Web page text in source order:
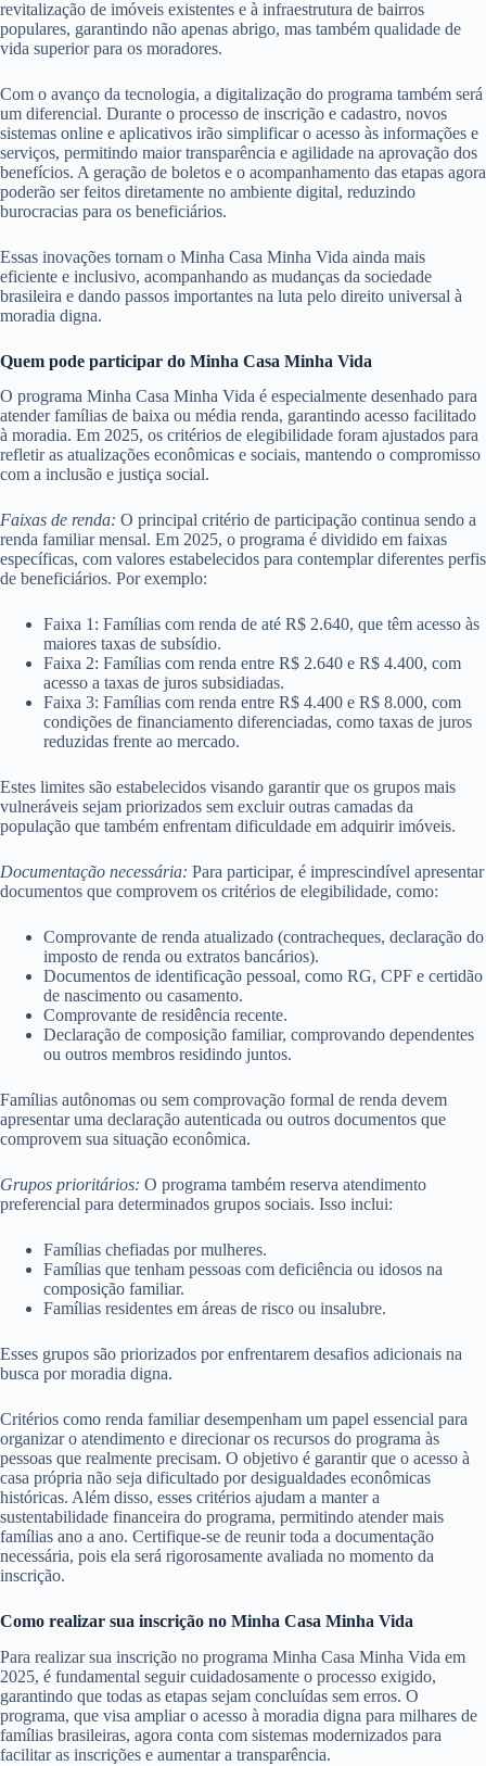
revitalização de imóveis existentes e à infraestrutura de bairros
populares, garantindo não apenas abrigo, mas também qualidade de
vida superior para os moradores.
Com o avanço da tecnologia, a digitalização do programa também será
um diferencial. Durante o processo de inscrição e cadastro, novos
sistemas online e aplicativos irão simplificar o acesso às informações e
serviços, permitindo maior transparência e agilidade na aprovação dos
benefícios. A geração de boletos e o acompanhamento das etapas agora
poderão ser feitos diretamente no ambiente digital, reduzindo
burocracias para os beneficiários.
Essas inovações tornam o Minha Casa Minha Vida ainda mais
eficiente e inclusivo, acompanhando as mudanças da sociedade
brasileira e dando passos importantes na luta pelo direito universal à
moradia digna.
Quem pode participar do Minha Casa Minha Vida
O programa Minha Casa Minha Vida é especialmente desenhado para
atender famílias de baixa ou média renda, garantindo acesso facilitado
à moradia. Em 2025, os critérios de elegibilidade foram ajustados para
refletir as atualizações econômicas e sociais, mantendo o compromisso
com a inclusão e justiça social.
Faixas de renda: O principal critério de participação continua sendo a
renda familiar mensal. Em 2025, o programa é dividido em faixas
específicas, com valores estabelecidos para contemplar diferentes perfis
de beneficiários. Por exemplo:
Faixa 1: Famílias com renda de até R$ 2.640, que têm acesso às
maiores taxas de subsídio.
Faixa 2: Famílias com renda entre R$ 2.640 e R$ 4.400, com
acesso a taxas de juros subsidiadas.
Faixa 3: Famílias com renda entre R$ 4.400 e R$ 8.000, com
condições de financiamento diferenciadas, como taxas de juros
reduzidas frente ao mercado.
Estes limites são estabelecidos visando garantir que os grupos mais
vulneráveis sejam priorizados sem excluir outras camadas da
população que também enfrentam dificuldade em adquirir imóveis.
Documentação necessária: Para participar, é imprescindível apresentar
documentos que comprovem os critérios de elegibilidade, como:
Comprovante de renda atualizado (contracheques, declaração do
imposto de renda ou extratos bancários).
Documentos de identificação pessoal, como RG, CPF e certidão
de nascimento ou casamento.
Comprovante de residência recente.
Declaração de composição familiar, comprovando dependentes
ou outros membros residindo juntos.
Famílias autônomas ou sem comprovação formal de renda devem
apresentar uma declaração autenticada ou outros documentos que
comprovem sua situação econômica.
Grupos prioritários: O programa também reserva atendimento
preferencial para determinados grupos sociais. Isso inclui:
Famílias chefiadas por mulheres.
Famílias que tenham pessoas com deficiência ou idosos na
composição familiar.
Famílias residentes em áreas de risco ou insalubre.
Esses grupos são priorizados por enfrentarem desafios adicionais na
busca por moradia digna.
Critérios como renda familiar desempenham um papel essencial para
organizar o atendimento e direcionar os recursos do programa às
pessoas que realmente precisam. O objetivo é garantir que o acesso à
casa própria não seja dificultado por desigualdades econômicas
históricas. Além disso, esses critérios ajudam a manter a
sustentabilidade financeira do programa, permitindo atender mais
famílias ano a ano. Certifique-se de reunir toda a documentação
necessária, pois ela será rigorosamente avaliada no momento da
inscrição.
Como realizar sua inscrição no Minha Casa Minha Vida
Para realizar sua inscrição no programa Minha Casa Minha Vida em
2025, é fundamental seguir cuidadosamente o processo exigido,
garantindo que todas as etapas sejam concluídas sem erros. O
programa, que visa ampliar o acesso à moradia digna para milhares de
famílias brasileiras, agora conta com sistemas modernizados para
facilitar as inscrições e aumentar a transparência.